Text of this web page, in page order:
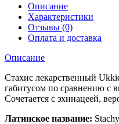
Описание
Характеристики
Отзывы (0)
Оплата и доставка
Описание
Стахис лекарственный
габитусом по сравнению с
Сочетается с эхинацеей,
Латинское название: